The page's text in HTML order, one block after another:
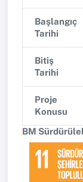
Başlangıç
Tarihi
Bitiş
Tarihi
Proje
Konusu
BM